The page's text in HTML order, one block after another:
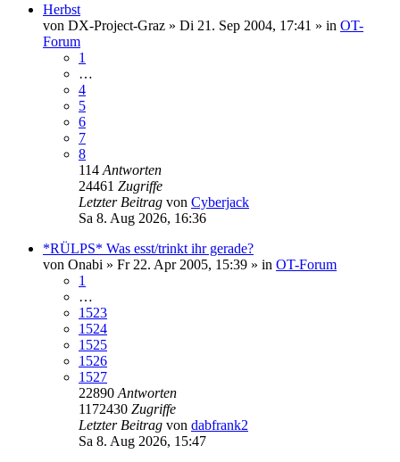
Herbst
von DX-Project-Graz » Di 21. Sep 2004, 17:41 » in OT-
Forum
1
…
4
5
6
7
8
114 Antworten
24461 Zugriffe
Letzter Beitrag von Cyberjack
Sa 8. Aug 2026, 16:36
*RÜLPS* Was esst/trinkt ihr gerade?
von Onabi » Fr 22. Apr 2005, 15:39 » in OT-Forum
1
…
1523
1524
1525
1526
1527
22890 Antworten
1172430 Zugriffe
Letzter Beitrag von dabfrank2
Sa 8. Aug 2026, 15:47